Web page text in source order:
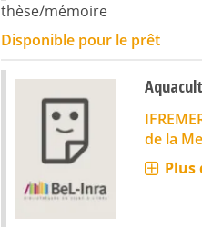
thèse/mémoire
Disponible pour le prêt
de la